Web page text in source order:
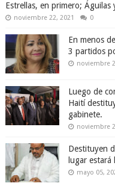
Estrellas, en primero; Águilas
noviembre 22, 2021 0
En menos
3 partidos
noviembre
Luego de
Haití
gabinete.
noviembre
Destituyen
lugar estará
mayo 05,